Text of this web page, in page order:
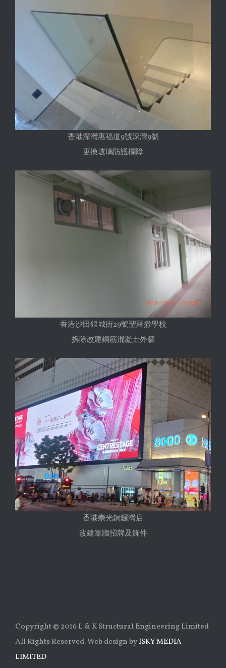
香港深灣惠福道9號深灣9號
更換玻璃防護欄障
香港沙田銀城街29號聖羅撒學校
拆除改建鋼筋混凝土外牆
香港崇光銅鑼灣店
改建靠牆招牌及飾件
Copyright © 2016 L & K Structural Engineering Limited
All Rights Reserved. Web design byISKY MEDIA
LIMITED